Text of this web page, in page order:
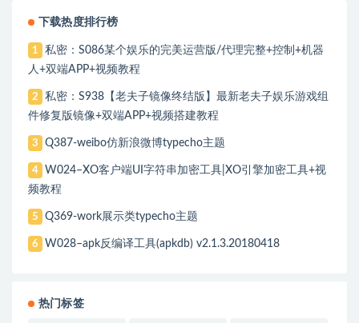
下载热度排行榜
1
私密：S086某个娱乐的完美运营版/代理完整+控制+机器
人+双端APP+视频教程
2
私密：S938【老夫子镜像终结版】最新老夫子娱乐游戏组
件修复版镜像+双端APP+视频搭建教程
3 Q387-weibo仿新浪微博typecho主题
4
W024–XO客户端UI字符串加密工具|XO引擎加密工具+视
频教程
5 Q369-work展示类typecho主题
6 W028–apk反编译工具(apkdb) v2.1.3.20180418
热门标签